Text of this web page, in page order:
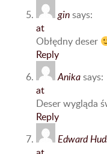
ginsays:
at
Obłędny deser
Reply
Anikasays:
at
Deser wygląda
Reply
Edward